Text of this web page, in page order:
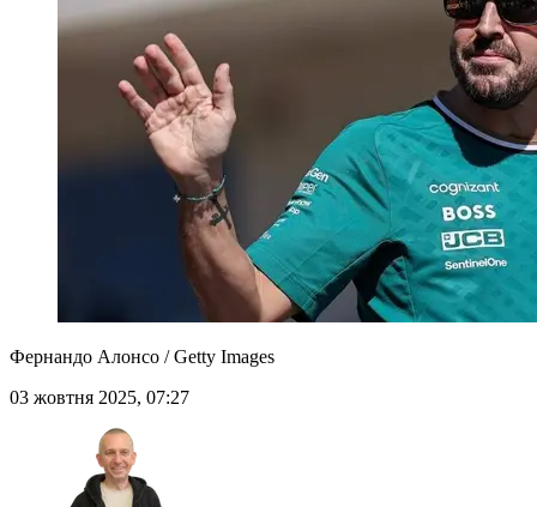
Фернандо Алонсо / Getty Images
03 жовтня 2025, 07:27